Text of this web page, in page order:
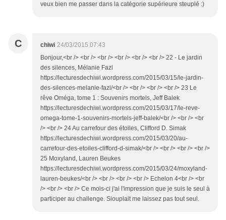
veux bien me passer dans la catégorie supérieure steuplé :)
C chiwi 24/03/2015 07:43
Bonjour,<br /> <br /> <br /> <br /> <br /> <br /> 22 - Le jardin
des silences, Mélanie Fazi
https://lecturesdechiwi.wordpress.com/2015/03/15/le-jardin-
des-silences-melanie-fazi/<br /> <br /> <br /> <br /> 23 Le
rêve Oméga, tome 1 : Souvenirs mortels, Jeff Balek
https://lecturesdechiwi.wordpress.com/2015/03/17/le-reve-
omega-tome-1-souvenirs-mortels-jeff-balek/<br /> <br /> <br
/> <br /> 24 Au carrefour des étoiles, Clifford D. Simak
https://lecturesdechiwi.wordpress.com/2015/03/20/au-
carrefour-des-etoiles-clifford-d-simak/<br /> <br /> <br /> <br />
25 Moxyland, Lauren Beukes
https://lecturesdechiwi.wordpress.com/2015/03/24/moxyland-
lauren-beukes/<br /> <br /> <br /> <br /> Echelon 4<br /> <br
/> <br /> <br /> Ce mois-ci j'ai l'impression que je suis le seul à
participer au challenge. Siouplait me laissez pas tout seul.